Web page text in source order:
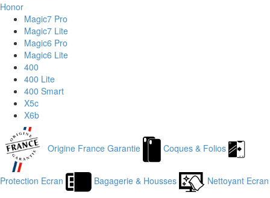
Honor
Magic7 Pro
Magic7 Lite
Magic6 Pro
Magic6 Lite
400
400 Lite
400 Smart
X5c
X6b
Origine France Garantie Coques & Folios
Protection Ecran Bagagerie & Housses Nettoyant Ecran